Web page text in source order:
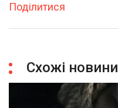
Поділитися
Схожі новини